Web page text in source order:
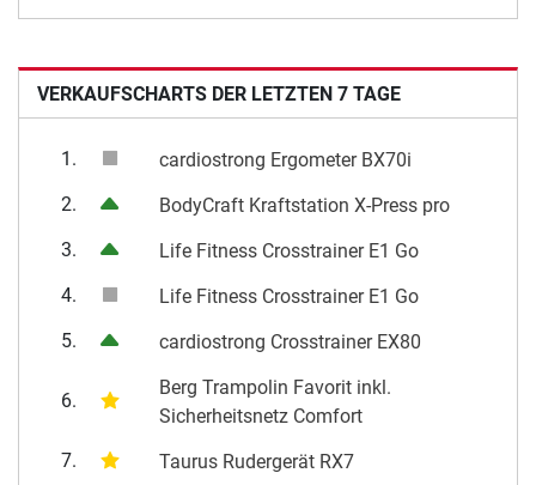
VERKAUFSCHARTS DER LETZTEN 7 TAGE
1.
cardiostrong Ergometer BX70i
2.
BodyCraft Kraftstation X-Press pro
3.
Life Fitness Crosstrainer E1 Go
4.
Life Fitness Crosstrainer E1 Go
5.
cardiostrong Crosstrainer EX80
6.
Berg Trampolin Favorit inkl.
Sicherheitsnetz Comfort
7.
Taurus Rudergerät RX7